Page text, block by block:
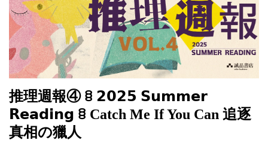
推理週報④ ꊞ 𝟮𝟬𝟮𝟱 𝗦𝘂𝗺𝗺𝗲𝗿
𝗥𝗲𝗮𝗱𝗶𝗻𝗴 ꊞ Catch Me If You Can 追逐
真相の獵人